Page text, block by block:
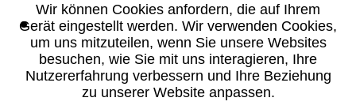
Suche
Wir können Cookies anfordern, die auf Ihrem
Gerät eingestellt werden. Wir verwenden Cookies,
um uns mitzuteilen, wenn Sie unsere Websites
besuchen, wie Sie mit uns interagieren, Ihre
Nutzererfahrung verbessern und Ihre Beziehung
zu unserer Website anpassen.